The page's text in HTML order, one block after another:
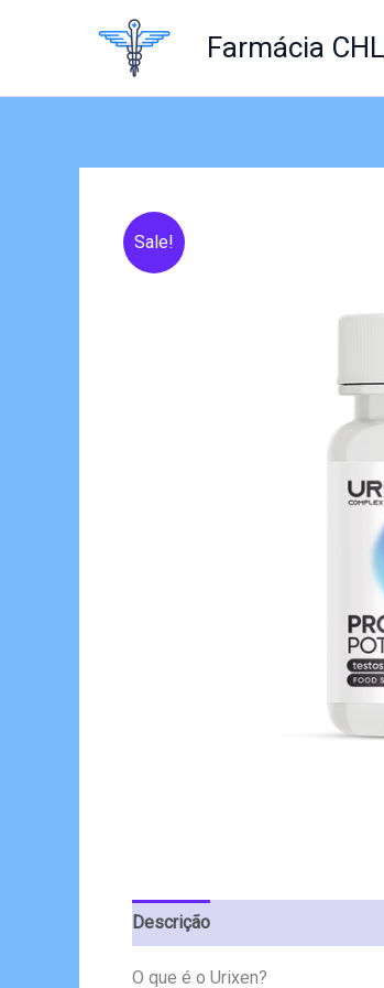
Farmácia
Sale!
Descrição
O que é o Urixen?